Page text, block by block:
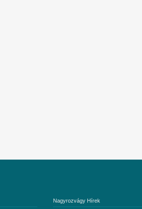
Nagyrozvágy Hírek